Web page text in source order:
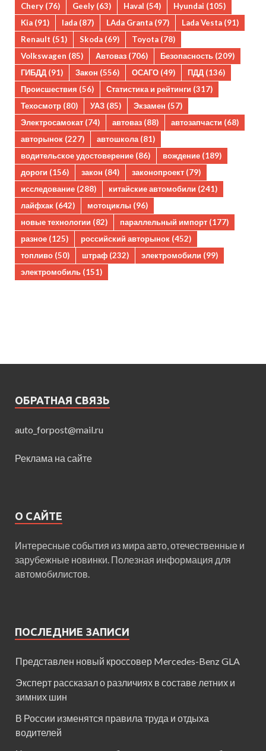
Chery (76) Geely (63) Haval (54) Hyundai (105)
Kia (91) lada (87) LAda Granta (97) Lada Vesta (91)
Renault (51) Skoda (69) Toyota (78)
Volkswagen (85) Автоваз (706) Безопасность (209)
ГИБДД (91) Закон (556) ОСАГО (49) ПДД (136)
Происшествия (56) Статистика и рейтинги (317)
Техосмотр (80) УАЗ (85) Экзамен (57)
Электросамокат (74) автоваз (88) автозапчасти (68)
авторынок (227) автошкола (81)
водительское удостоверение (86) вождение (189)
дороги (156) закон (84) законопроект (79)
исследование (288) китайские автомобили (241)
лайфхак (642) мотоциклы (96)
новые технологии (82) параллельный импорт (177)
разное (125) российский авторынок (452)
топливо (50) штраф (232) электромобили (99)
электромобиль (151)
ОБРАТНАЯ СВЯЗЬ
auto_forpost@mail.ru
Реклама на сайте
О САЙТЕ
Интересные события из мира авто, отечественные и
зарубежные новинки. Полезная информация для
автомобилистов.
ПОСЛЕДНИЕ ЗАПИСИ
Представлен новый кроссовер Mercedes-Benz GLA
Эксперт рассказал о различиях в составе летних и
зимних шин
В России изменятся правила труда и отдыха
водителей